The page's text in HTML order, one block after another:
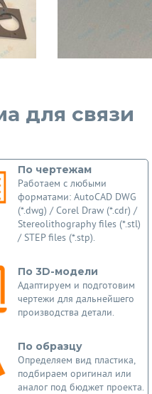
для связи
По чертежам
Работаем с любыми
форматами: AutoCAD DWG
(*.dwg) / Corel Draw (*.cdr) /
Stereolithography files (*.stl)
/ STEP files (*.stp).
По 3D-модели
Адаптируем и подготовим
чертежи для дальнейшего
производства детали.
По образцу
Определяем вид пластика,
подбираем оригинал или
аналог под бюджет проекта.